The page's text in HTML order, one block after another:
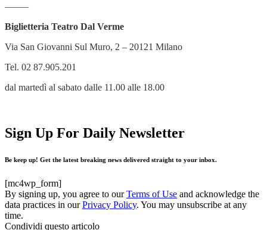
——–
Biglietteria Teatro Dal Verme
Via San Giovanni Sul Muro, 2 – 20121 Milano
Tel. 02 87.905.201
dal martedì al sabato dalle 11.00 alle 18.00
Sign Up For Daily Newsletter
Be keep up! Get the latest breaking news delivered straight to your inbox.
[mc4wp_form]
By signing up, you agree to ourTerms of Use and acknowledge the
data practices in ourPrivacy Policy. You may unsubscribe at any
time.
Condividi questo articolo